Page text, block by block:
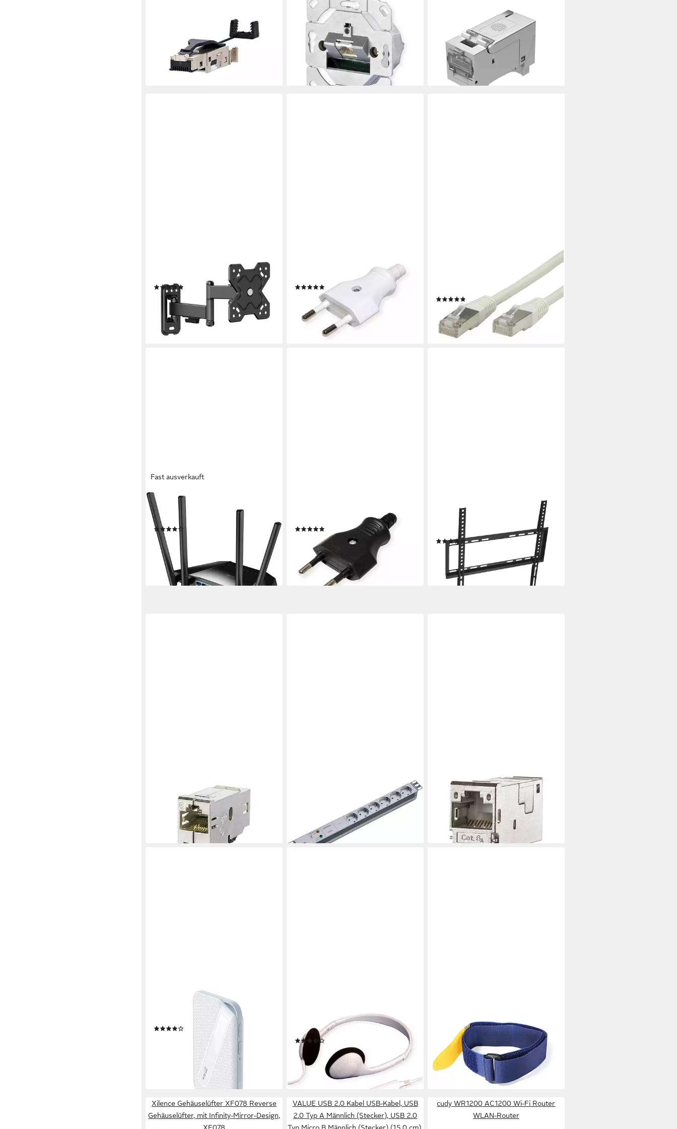
Stecker, schwarz Netzwerk-Panel
(1401405012-I)
ab 8,66 € UVP10,15 €
lieferbar - in 3-4 Werktagen bei dir
E-DAT C6 1 Port UP0 Netzwerk-
Panel (bestückt, 1 Ports,
1307371200-I)
ab 8,21 €
UVP10,35 €
-21%
lieferbar - in 3-4 Werktagen bei dir
Panel (Cat.6A (ISO/IEC) AWG 24-22,
CKFAK001EP)
3,81 €
UVP4,72 €
-19%
lieferbar - in 3-4 Werktagen bei dir
Wandhalterung, 3 Drehpunkte, (bis
32 Zoll, 13-32 Zoll, bis 20 kg)
7,44 € UVP
lieferbar - in 3-4 Werktagen bei dir
(2)
UVP2,02 €
-29%
lieferbar - in 3-4 Werktagen bei dir
(Stecker), RJ-45 Männlich (Stecker)
(1)
ab 0,71 € UVP1,43 €
-50%
lieferbar - in 3-4 Werktagen bei dir
Fast ausverkauft
CUDY
LT400 N300 Wi-Fi 4G LTE Router
Cat4 WLAN-Router
(1)
42,66 €
-11%
lieferbar - in 3-4 Werktagen bei dir
Stromadapter, Montage, 900.002
ab 1,43 € UVP 2,02 €
lieferbar - in 3-4 Werktagen bei dir
TV-Wandhalterung Slim TV-
Wandhalterung, fest, (bis 55 Zoll, 32-
55 Zoll, bis 35 kg)
(5)
UVP
lieferbar - in 3-4 Werktagen bei dir
Cat.6 (Class E) Netzwerk-Panel
(1309A0-I)
ab 8,85 € UVP10,36 €
lieferbar - in 3-4 Werktagen bei dir
(Kabellänge 2 m), 333.402
86,99 €
lieferbar - in 3-4 Werktagen bei dir
Netzwerk-Panel (Kabelmontage ohne
Werkzeug, 130910-I)
ab 5,08 € UVP 5,95 €
-15%
lieferbar - in 3-4 Werktagen bei dir
DWR-932W Mobile Hotspot LAN-
Router, 4G LTE AX300 Wi-Fi 6
UVP45,70 €
lieferbar - in 3-4 Werktagen bei dir
Lautstärkeregler, grau Audio- &
Video-Adapter, 180.0 cm
ab 7,41 € UVP8,48 €
-13%
lieferbar - in 3-4 Werktagen bei dir
& Flausch Gurt 25mm x 92cm x 2
Blau, VEL-EC60327
ab 6,28 € UVP7,85 €
-20%
lieferbar - in 3-4 Werktagen bei dir
Xilence Gehäuselüfter XF078 Reverse
Gehäuselüfter, mit Infinity-Mirror-Design,
VALUE USB 2.0 Kabel USB-Kabel, USB
2.0 Typ A Männlich (Stecker), USB 2.0
cudy WR1200 AC1200 Wi-Fi Router
WLAN-Router